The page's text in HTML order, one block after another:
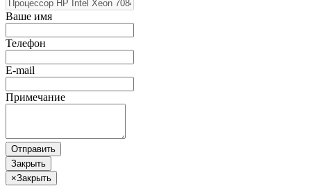
Ваше имя
Телефон
E-mail
Примечание
Отправить
Закрыть
×Закрыть